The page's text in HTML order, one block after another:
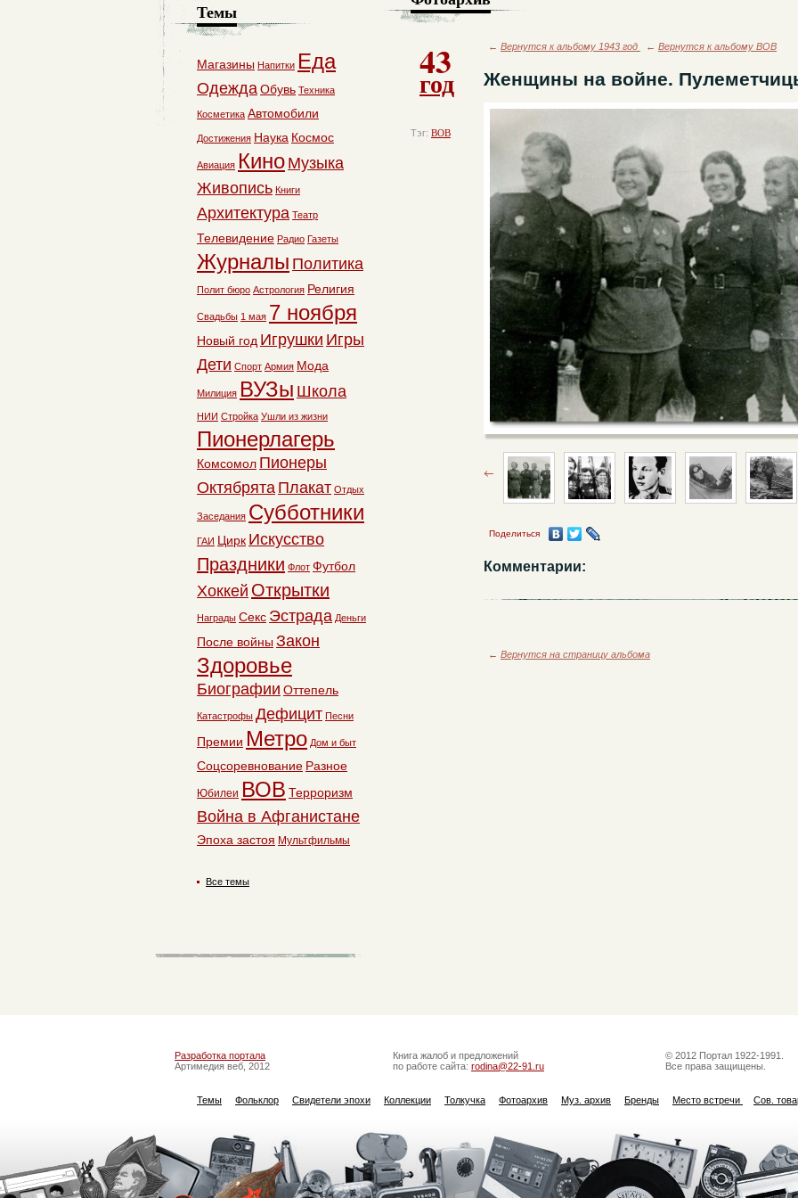
43
год
Тэг: ВОВ
← Вернутся к альбому 1943 год ← Вернутся к альбому ВОВ
Женщины на войне.
Поделиться
Комментарии:
← Вернутся на страницу альбома
Темы
Магазины Напитки Еда
ОдеждаОбувь Техника
Косметика Автомобили
Достижения Наука Космос
Авиация Кино Музыка
Живопись Книги
Архитектура Театр
Телевидение Радио Газеты
Журналы Политика
Полит бюро Астрология Религия
Свадьбы 1 мая 7 ноября
Новый год Игрушки Игры
Дети Спорт Армия Мода
Милиция ВУЗы Школа
НИИ Стройка Ушли из жизни
Пионерлагерь
Комсомол Пионеры
Октябрята Плакат Отдых
Заседания Субботники
ГАИ Цирк Искусство
Праздники Флот Футбол
Хоккей Открытки
Награды Секс Эстрада Деньги
После войны Закон
Здоровье
Биографии Оттепель
Катастрофы Дефицит Песни
Премии Метро Дом и быт
Соцсоревнование Разное
Юбилеи ВОВ Терроризм
Война в Афганистане
Эпоха застоя Мультфильмы
Все темы
Разработка портала
Артимедия веб, 2012
Книга жалоб и предложений
по работе сайта: rodina@22-91.ru
© 2012 Портал 1922-1991.
Все права защищены.
Темы Фольклор Свидетели эпохи Коллекции Толкучка Фотоархив Муз. архив Бренды Место встречи Сов.